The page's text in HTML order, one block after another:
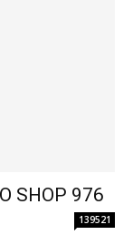
SHOP 976
139521